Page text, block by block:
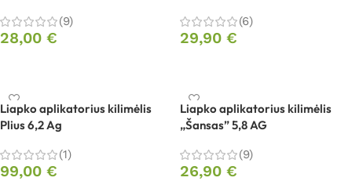
(9)
28,00 €
(6)
29,90 €
Liapko aplikatorius kilimėlis
Plius 6,2 Ag
(1)
99,00 €
Liapko aplikatorius kilimėlis
„Šansas” 5,8 AG
(9)
26,90 €